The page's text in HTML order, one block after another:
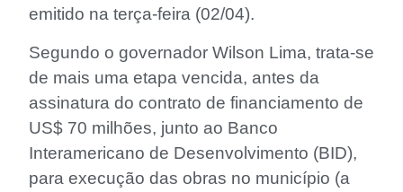
emitido na terça-feira (02/04).
Segundo o governador Wilson Lima, trata-se
de mais uma etapa vencida, antes da
assinatura do contrato de financiamento de
US$ 70 milhões, junto ao Banco
Interamericano de Desenvolvimento (BID),
para execução das obras no município (a